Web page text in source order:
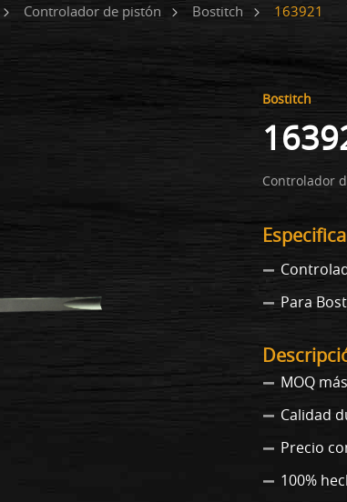
Controlador de pistón Bostitch 163921
Bostitch
Controlador
Para
MOQ
Calidad
Precio
100%